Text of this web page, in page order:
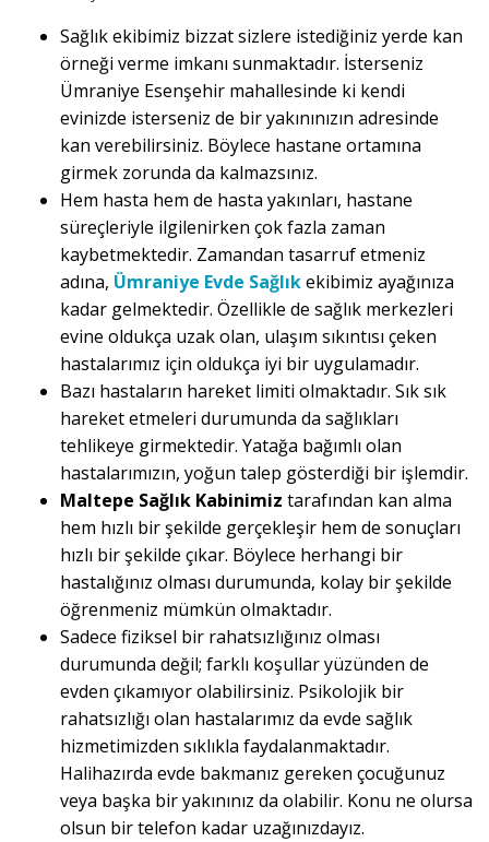
Sağlık ekibimiz bizzat sizlere istediğiniz yerde kan
örneği verme imkanı sunmaktadır. İsterseniz
Ümraniye Esenşehir mahallesinde ki kendi
evinizde isterseniz de bir yakınınızın adresinde
kan verebilirsiniz. Böylece hastane ortamına
girmek zorunda da kalmazsınız.
Hem hasta hem de hasta yakınları, hastane
süreçleriyle ilgilenirken çok fazla zaman
kaybetmektedir. Zamandan tasarruf etmeniz
adına, Ümraniye Evde Sağlıkekibimiz ayağınıza
kadar gelmektedir. Özellikle de sağlık merkezleri
evine oldukça uzak olan, ulaşım sıkıntısı çeken
hastalarımız için oldukça iyi bir uygulamadır.
Bazı hastaların hareket limiti olmaktadır. Sık sık
hareket etmeleri durumunda da sağlıkları
tehlikeye girmektedir. Yatağa bağımlı olan
hastalarımızın, yoğun talep gösterdiği bir işlemdir.
Maltepe Sağlık Kabinimiz tarafından kan alma
hem hızlı bir şekilde gerçekleşir hem de sonuçları
hızlı bir şekilde çıkar. Böylece herhangi bir
hastalığınız olması durumunda, kolay bir şekilde
öğrenmeniz mümkün olmaktadır.
Sadece fiziksel bir rahatsızlığınız olması
durumunda değil; farklı koşullar yüzünden de
evden çıkamıyor olabilirsiniz. Psikolojik bir
rahatsızlığı olan hastalarımız da evde sağlık
hizmetimizden sıklıkla faydalanmaktadır.
Halihazırda evde bakmanız gereken çocuğunuz
veya başka bir yakınınız da olabilir. Konu ne olursa
olsun bir telefon kadar uzağınızdayız.